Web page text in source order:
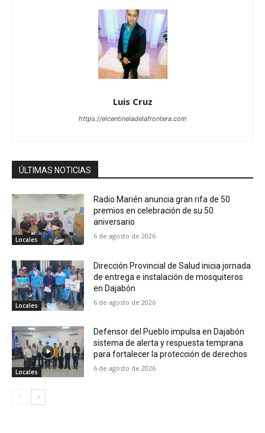
Luis Cruz
https://elcentineladelafrontera.com
ÚLTIMAS NOTICIAS
Locales
Radio Marién anuncia gran rifa de 50
premios en celebración de su 50
aniversario
6 de agosto de 2026
Locales
Dirección Provincial de Salud inicia jornada
de entrega e instalación de mosquiteros
en Dajabón
6 de agosto de 2026
Locales
Defensor del Pueblo impulsa en Dajabón
sistema de alerta y respuesta temprana
para fortalecer la protección de derechos
6 de agosto de 2026